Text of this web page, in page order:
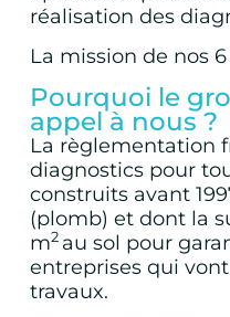
réalisation des
La mission de nos
Pourquoi le
appel à nous ?
La règlementation
diagnostics pour
construits avant
(plomb) et dont la
m2 au sol pour
entreprises qui
travaux.